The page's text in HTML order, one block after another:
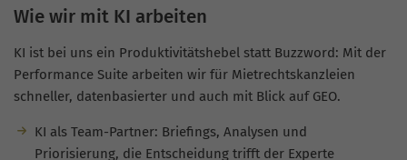
Wie wir mit KI arbeiten
KI ist bei uns ein Produktivitätshebel statt Buzzword: Mit der
Performance Suite arbeiten wir für Mietrechtskanzleien
schneller, datenbasierter und auch mit Blick auf GEO.
KI als Team-Partner: Briefings, Analysen und
Priorisierung, die Entscheidung trifft der Experte